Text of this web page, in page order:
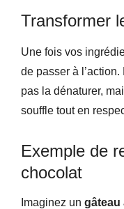
Transformer
Une fois vos
de passer à
pas la dénaturer,
souffle tout en
Exemple de
chocolat
Imaginez un gâteau